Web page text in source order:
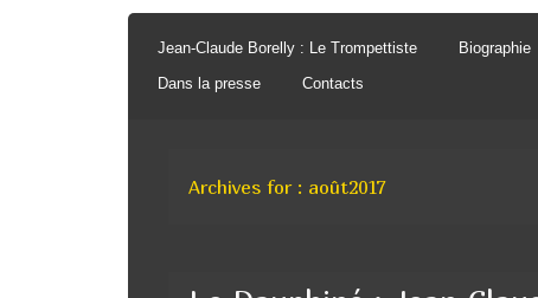
Jean-Claude Borelly : Le Trompettiste Biographie
Dans la presse
Contacts
Archives for : août2017